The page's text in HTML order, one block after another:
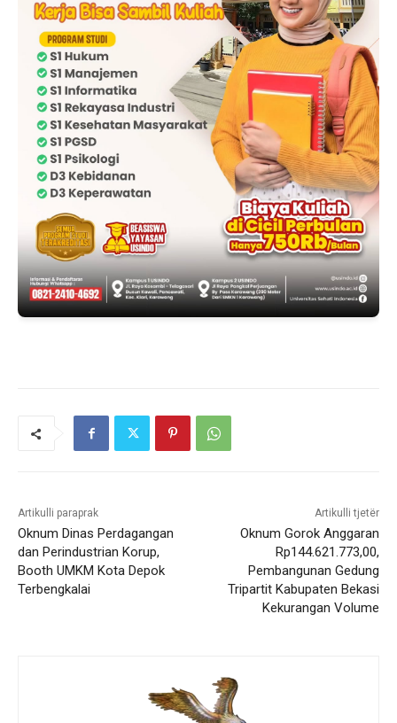
Artikulli paraprak
Oknum Dinas Perdagangan
dan Perindustrian Korup,
Booth UMKM Kota Depok
Terbengkalai
Artikulli tjetër
Oknum Gorok Anggaran
Rp144.621.773,00,
Pembangunan Gedung
Tripartit Kabupaten Bekasi
Kekurangan Volume